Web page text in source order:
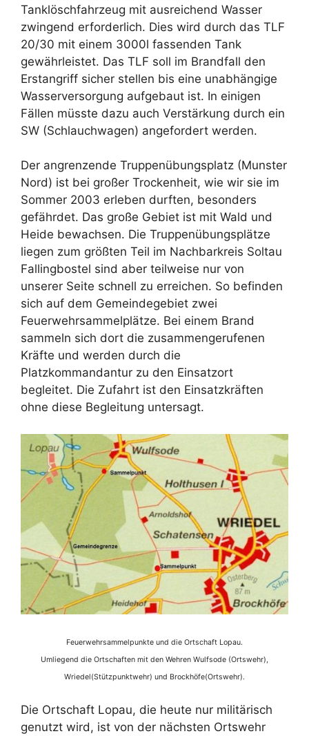
Tanklöschfahrzeug mit ausreichend Wasser
zwingend erforderlich. Dies wird durch das TLF
20/30 mit einem 3000l fassenden Tank
gewährleistet. Das TLF soll im Brandfall den
Erstangriff sicher stellen bis eine unabhängige
Wasserversorgung aufgebaut ist. In einigen
Fällen müsste dazu auch Verstärkung durch ein
SW (Schlauchwagen) angefordert werden.
Der angrenzende Truppenübungsplatz (Munster
Nord) ist bei großer Trockenheit, wie wir sie im
Sommer 2003 erleben durften, besonders
gefährdet. Das große Gebiet ist mit Wald und
Heide bewachsen. Die Truppenübungsplätze
liegen zum größten Teil im Nachbarkreis Soltau
Fallingbostel sind aber teilweise nur von
unserer Seite schnell zu erreichen. So befinden
sich auf dem Gemeindegebiet zwei
Feuerwehrsammelplätze. Bei einem Brand
sammeln sich dort die zusammengerufenen
Kräfte und werden durch die
Platzkommandantur zu den Einsatzort
begleitet. Die Zufahrt ist den Einsatzkräften
ohne diese Begleitung untersagt.
Feuerwehrsammelpunkte und die Ortschaft Lopau.
Umliegend die Ortschaften mit den Wehren Wulfsode (Ortswehr),
Wriedel(Stützpunktwehr) und Brockhöfe(Ortswehr).
Die Ortschaft Lopau, die heute nur militärisch
genutzt wird, ist von der nächsten Ortswehr